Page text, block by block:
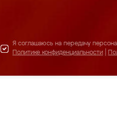
Я соглашаюсь на передачу
Политике конфиденциальности